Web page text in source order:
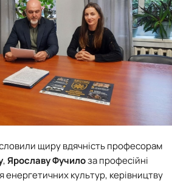
щиру вдячність професорам
,Ярославу Фучилоза професійні
культур, керівництву